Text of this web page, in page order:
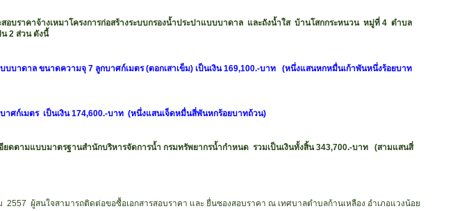
าคาจ้างเหมาโครงการก่อสร้างระบบกรองน้ำประปาแบบบาดาล และถังน้ำใส บ้านโสกกระหนวน หมู่ที่ 4 ตำบล
2 ส่วน ดังนี้
บบบาดาล ขนาดความจุ 7 ลูกบาศก์เมตร (ตอกเสาเข็ม) เป็นเงิน 169,100.-บาท (หนึ่งแสนหกหมื่นเก้าพันหนึ่งร้อยบาท
บาศก์เมตร เป็นเงิน 174,600.-บาท (หนึ่งแสนเจ็ดหมื่นสี่พันหกร้อยบาทถ้วน)
ตามแบบมาตรฐานสำนักบริหารจัดการน้ำ กรมทรัพยากรน้ำกำหนด รวมเป็นเงินทั้งสิ้น 343,700.-บาท (สามแสนสี่
ผู้สนใจสามารถติดต่อขอซื้อเอกสารสอบราคา และ ยื่นซองสอบราคา ณ เทศบาลตำบลก้านเหลือง อำเภอแวงน้อย